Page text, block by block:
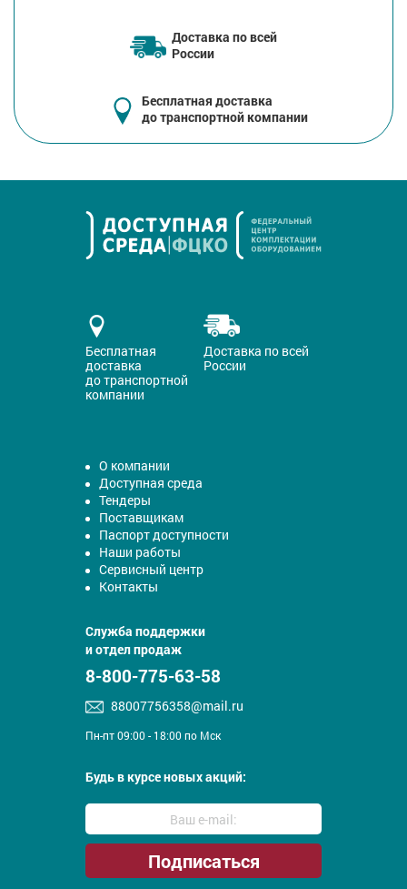
Доставка по всей
России
Бесплатная доставка
до транспортной компании
Бесплатная
доставка
до транспортной
компании
Доставка по всей
России
О компании
Доступная среда
Тендеры
Поставщикам
Паспорт доступности
Наши работы
Сервисный центр
Контакты
Служба поддержки
и отдел продаж
8-800-775-63-58
88007756358@mail.ru
Пн-пт 09:00 - 18:00 по Мск
Будь в курсе новых акций: